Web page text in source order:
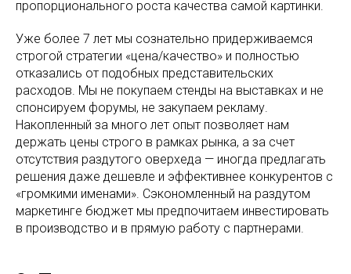
пропорционального роста качества самой картинки.
Уже более 7 лет мы сознательно придерживаемся
строгой стратегии «цена/качество» и полностью
отказались от подобных представительских
расходов. Мы не покупаем стенды на выставках и не
спонсируем форумы, не закупаем рекламу.
Накопленный за много лет опыт позволяет нам
держать цены строго в рамках рынка, а за счет
отсутствия раздутого оверхеда — иногда предлагать
решения даже дешевле и эффективнее конкурентов с
«громкими именами». Сэкономленный на раздутом
маркетинге бюджет мы предпочитаем инвестировать
в производство и в прямую работу с партнерами.